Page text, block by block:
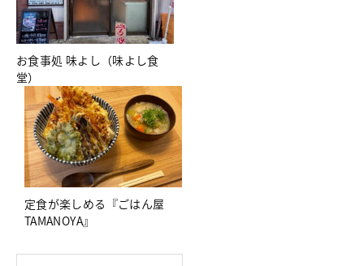
お食事処 味よし（味よし食
堂）
定食が楽しめる『ごはん屋
TAMANOYA』